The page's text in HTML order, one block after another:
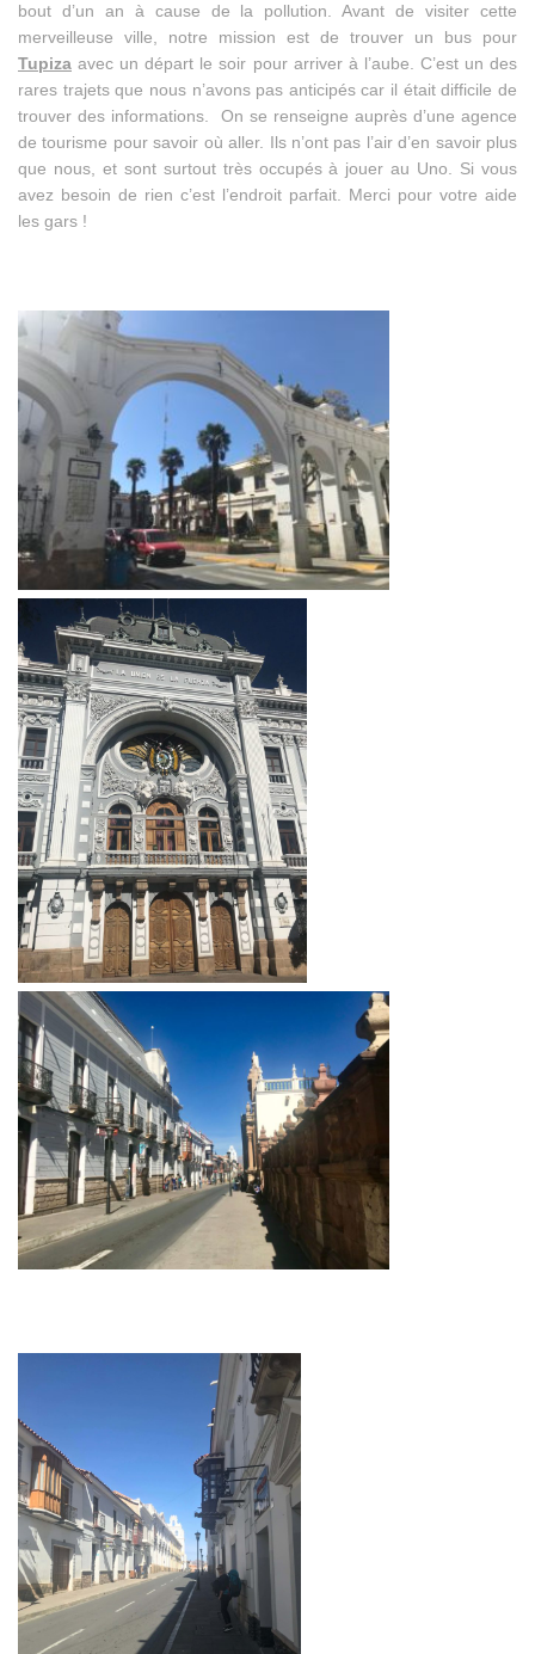
bout d’un an à cause de la pollution. Avant de visiter cette
merveilleuse ville, notre mission est de trouver un bus pour
Tupiza avec un départ le soir pour arriver à l’aube. C’est un des
rares trajets que nous n’avons pas anticipés car il était difficile de
trouver des informations.
On se renseigne auprès d’une agence
de tourisme pour savoir où aller. Ils n’ont pas l’air d’en savoir plus
que nous, et sont surtout très occupés à jouer au Uno. Si vous
avez besoin de rien c’est l’endroit parfait. Merci pour votre aide
les gars !